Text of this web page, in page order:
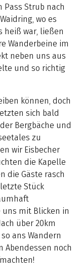
Pass Strub nach
wo es
heiß war, ließen
Wanderbeine im
neben uns aus
und so richtig
können, doch
sich bald
Bergbäche und
zu
wir Eisbecher
die Kapelle
die Gäste rasch
Stück
mit Blicken in
über 20km
ans Wandern
Abendessen noch